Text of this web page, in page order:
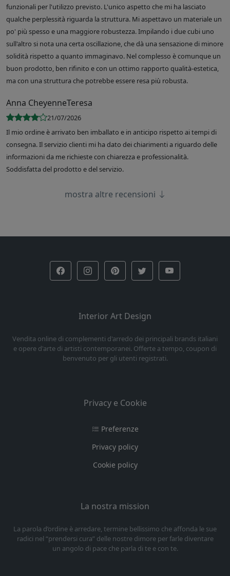
funzionali per l'utilizzo previsto. L'unico aspetto che mi ha lasciato
qualche perplessità riguarda la struttura. Mi aspettavo un materiale un
po' più spesso e una maggiore robustezza. Impilando i due cubi uno
sull'altro si nota una certa oscillazione, che dà una sensazione di minore
solidità rispetto a quanto immaginavo. Nel complesso è comunque un
buon prodotto, ben rifinito e con un ottimo rapporto qualità-estetica,
ma con una struttura che potrebbe essere resa più robusta.
Anna CheyenneTeresa
21/07/2026
Il mio ordine è arrivato ben imballato e in anticipo rispetto ai tempi di
consegna. Il servizio clienti mi ha dato dei chiarimenti a riguardo delle
informazioni da me richieste con chiarezza e professionalità.
Soddisfatta del prodotto e del servizio.
mostra altre recensioni
Interior Art Design
Vendita online di complementi d'arredo dei principali brands italiani
e opere d'arte di artisti contemporanei. Offerte a tempo, coupon di
benvenuto per gli utenti registrati.
Privacy e Cookie
Preferenze
Privacy policy
Cookie policy
La nostra mission
La parola d’ordine è arredare, termine bellissimo che affonda le sue
radici nel “prendersi cura” delle nostre dimore per farle diventare
un angolo di pace che parla di te e con te.